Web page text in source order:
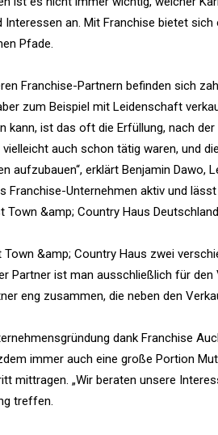
Interessen an. Mit Franchise bietet
Pfade.
Franchise-Partnern befinden sich
zum Beispiel mit Leidenschaft
kann, ist das oft die Erfüllung, nach
auch schon tätig waren, und
aufzubauen“, erklärt Benjamin Dawo,
Franchise-Unternehmen aktiv und
Town &amp; Country Haus
Town &amp; Country Haus zwei
Partner ist man ausschließlich für
eng zusammen, die neben den
dank Franchise
immer auch eine große Portion
mittragen. „Wir beraten unsere
treffen.